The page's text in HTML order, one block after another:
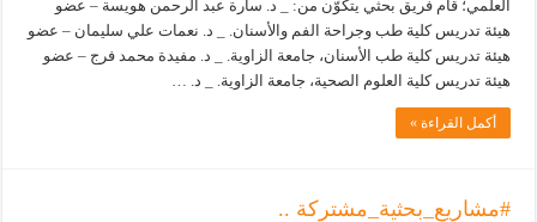
العلمي؛ قام فريق بحثي يتكوّن من: _ د. سارة عبد الرحمن هويسة – عضو
هيئة تدريس كلية طب وجراحة الفم والأسنان. _ د. نعمات علي سليمان – عضو
هيئة تدريس كلية طب الأسنان، جامعة الزاوية. _ د. مفيدة محمد فرج – عضو
هيئة تدريس كلية العلوم الصحية، جامعة الزاوية. _ د. …
أكمل القراءة »
#مشاريع_بحثية_مشتركة ..